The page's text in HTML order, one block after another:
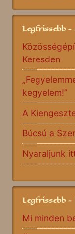
Legfrissebb
Keresden
kegyelem!”
A
Búcsú a
Nyaraljunk
Legfrissebb -
Mi minden